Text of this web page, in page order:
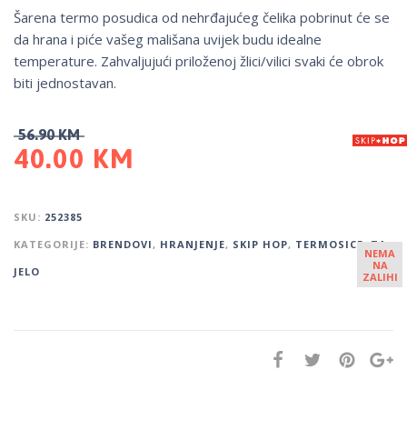
Šarena termo posudica od nehrđajućeg čelika pobrinut će se
da hrana i piće vašeg mališana uvijek budu idealne
temperature. Zahvaljujući priloženoj žlici/vilici svaki će obrok
biti jednostavan.
56.90KM
40.00 KM
SKU: 252385
KATEGORIJE: BRENDOVI, HRANJENJE, SKIP HOP, TERMOSICE,ZA
JELO
NEMA
NA
ZALIHI